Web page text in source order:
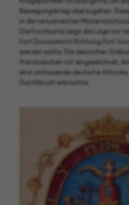
Bewegungskrieg überzugehen.
in die verlustreichen
Die Frontkarte zeigt die Lage vor
Fort Douaumont Richtung Fort
werden sollte. Die deutschen
französischen rot eingezeichnet.
eine umfassende deutsche Attacke,
Durchbruch erbrachte.